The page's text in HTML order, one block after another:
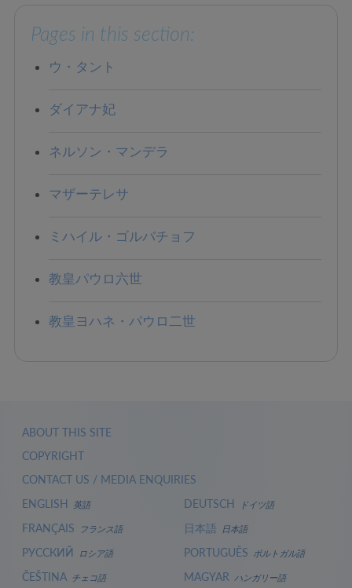
Pages in this section:
ウ・タント
ダイアナ妃
ネルソン・マンデラ
マザーテレサ
ミハイル・ゴルバチョフ
教皇パウロ六世
教皇ヨハネ・パウロ二世
ABOUT THIS SITE
COPYRIGHT
CONTACT US / MEDIA ENQUIRIES
ENGLISH
英語
FRANÇAIS フランス語
РУССКИЙ ロシア語
ČEŠTINA チェコ語
DEUTSCH ドイツ語
日本語 日本語
PORTUGUÊS ポルトガル語
MAGYAR ハンガリー語